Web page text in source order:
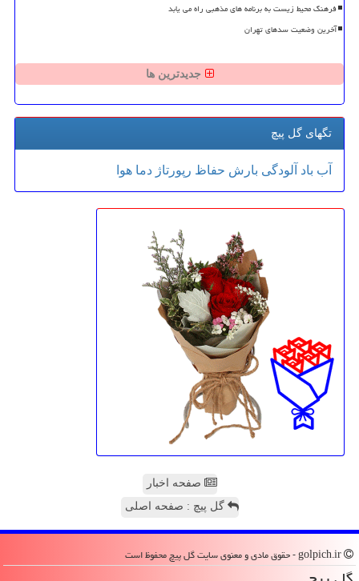
فرهنگ محیط زیست به برنامه های مذهبی راه می یابد
آخرین وضعیت سدهای تهران
جدیدترین ها
تگهای گل پیچ
آب باد آلودگی بارش حفاظ رپورتاژ دما هوا
صفحه اخبار
گل پیچ : صفحه اصلی